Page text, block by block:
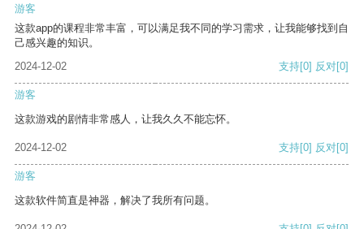
游客
这款app的课程非常丰富，可以满足我不同的学习需求，让我能够找到自
己感兴趣的知识。
2024-12-02
支持[0] 反对[0]
游客
这款游戏的剧情非常感人，让我久久不能忘怀。
2024-12-02 支持[0] 反对[0]
游客
这款软件简直是神器，解决了我所有问题。